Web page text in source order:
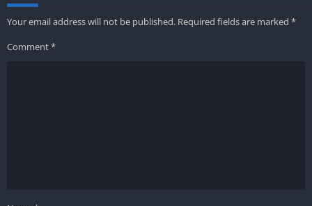
Your email address will not be published. Required fields are marked *
Comment*